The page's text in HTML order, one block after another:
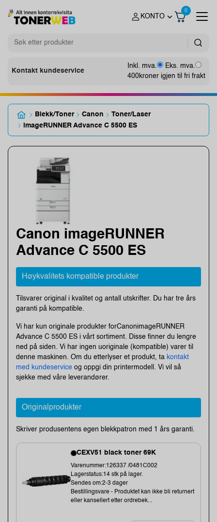
KONTO
0
Kontakt kundeservice
Inkl. mva.
Eks. mva.
400kroner igjen til fri frakt
Blekk/Toner Canon
Toner/Laser
imageRUNNER Advance C 5500 ES
Canon imageRUNNER
Advance C 5500 ES
Høykvalitets kompatible produkter
Tilsvarer original i kvalitet og antall utskrifter. Du har tre års
garanti på kompatible.
Vi har kun originale produkter forCanonimageRUNNER
Advance C 5500 ES i vårt sortiment. Disse finner du lengre
ned på siden. Vi har ingen uoriginale (kompatible) varer til
denne maskinen. Om du etterlyser et produkt, ta kontakt
med kundeservice og oppgi din printermodell. Vi vil så
sjekke med våre leverandører.
Originalprodukter
Skriver produsentens egen blekkpatron med 1 års garanti.
CEXV51 black toner 69K
Varenummer:126337 /0481C002
Lagerstatus:14 stk på lager.
Sendes om:2-3 dager
Bestillingsvare - Produktet kan ikke bli returnert
eller kansellert etter ordrebek...